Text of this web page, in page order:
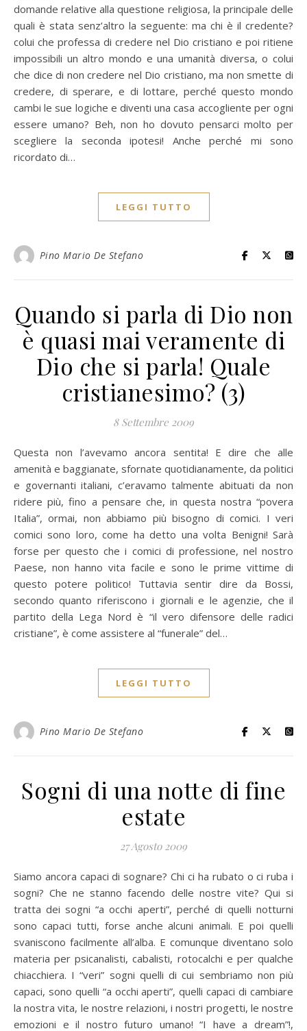
domande relative alla questione religiosa, la principale delle
quali è stata senz’altro la seguente: ma chi è il credente?
colui che professa di credere nel Dio cristiano e poi ritiene
impossibili un altro mondo e una umanità diversa, o colui
che dice di non credere nel Dio cristiano, ma non smette di
credere, di sperare, e di lottare, perché questo mondo
cambi le sue logiche e diventi una casa accogliente per ogni
essere umano? Beh, non ho dovuto pensarci molto per
scegliere la seconda ipotesi! Anche perché mi sono
ricordato di…
LEGGI TUTTO
Pino Mario De Stefano
Quando si parla di Dio non
è quasi mai veramente di
Dio che si parla! Quale
cristianesimo? (3)
8 Settembre 2009
Questa non l’avevamo ancora sentita! E dire che alle
amenità e baggianate, sfornate quotidianamente, da politici
e governanti italiani, c’eravamo talmente abituati da non
ridere più, fino a pensare che, in questa nostra “povera
Italia”, ormai, non abbiamo più bisogno di comici. I veri
comici sono loro, come ha detto una volta Benigni! Sarà
forse per questo che i comici di professione, nel nostro
Paese, non hanno vita facile e sono le prime vittime di
questo potere politico! Tuttavia sentir dire da Bossi,
secondo quanto riferiscono i giornali e le agenzie, che il
partito della Lega Nord è “il vero difensore delle radici
cristiane”, è come assistere al “funerale” del…
LEGGI TUTTO
Pino Mario De Stefano
Sogni di una notte di fine
estate
27 Agosto 2009
Siamo ancora capaci di sognare? Chi ci ha rubato o ci ruba i
sogni? Che ne stanno facendo delle nostre vite? Qui si
tratta dei sogni “a occhi aperti”, perché di quelli notturni
sono capaci tutti, forse anche alcuni animali. E poi quelli
svaniscono facilmente all’alba. E comunque diventano solo
materia per psicanalisti, cabalisti, rotocalchi e per qualche
chiacchiera. I “veri” sogni quelli di cui sembriamo non più
capaci, sono quelli “a occhi aperti”, quelli capaci di cambiare
la nostra vita, le nostre relazioni, i nostri progetti, le nostre
emozioni e il nostro futuro umano! “I have a dream”!,